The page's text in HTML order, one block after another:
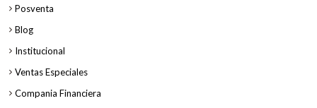
Posventa
Blog
Institucional
Ventas Especiales
Compania Financiera